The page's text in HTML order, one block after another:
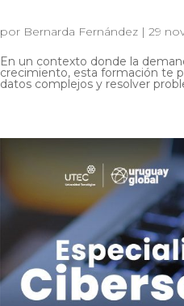
por Bernarda Fernández |29
En un contexto donde la
crecimiento, esta formación te
datos complejos y resolver